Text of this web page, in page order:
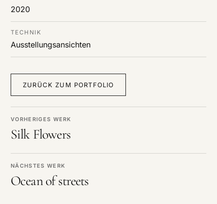
VORHERIGES WERK
Silk Flowers
NÄCHSTES WERK
Ocean of streets
2020
TECHNIK
Ausstellungsansichten
ZURÜCK ZUM PORTFOLIO